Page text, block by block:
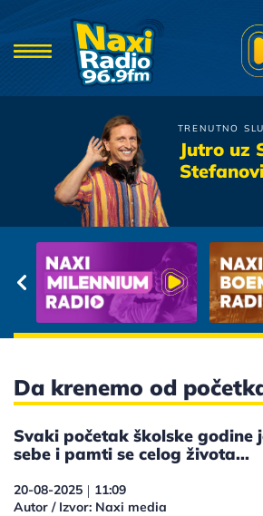
TRENUTNO
Jutro uz
Da krenemo od
Svaki početak školske godine
sebe i pamti se celog života...
20-08-2025 | 11:09
Autor / Izvor: Naxi media